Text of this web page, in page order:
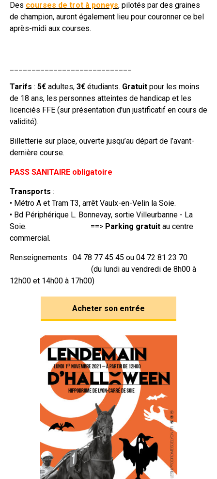
Des courses de trot à poneys, pilotés par des graines
de champion, auront également lieu pour couronner ce bel
après-midi aux courses.
Tarifs : 5€ adultes, 3€ étudiants. Gratuit pour les moins
de 18 ans, les personnes atteintes de handicap et les
licenciés FFE (sur présentation d'un justificatif en cours de
validité).
Billetterie sur place, ouverte jusqu’au départ de l’avant-
dernière course.
PASS SANITAIRE obligatoire
Transports :
• Métro A et Tram T3, arrêt Vaulx-en-Velin la Soie.
• Bd Périphérique L. Bonnevay, sortie Villeurbanne - La
Soie. ==> Parking gratuit au centre
commercial.
Renseignements : 04 78 77 45 45 ou 04 72 81 23 70
(du lundi au vendredi de 8h00 à
12h00 et 14h00 à 17h00)
Acheter son entrée